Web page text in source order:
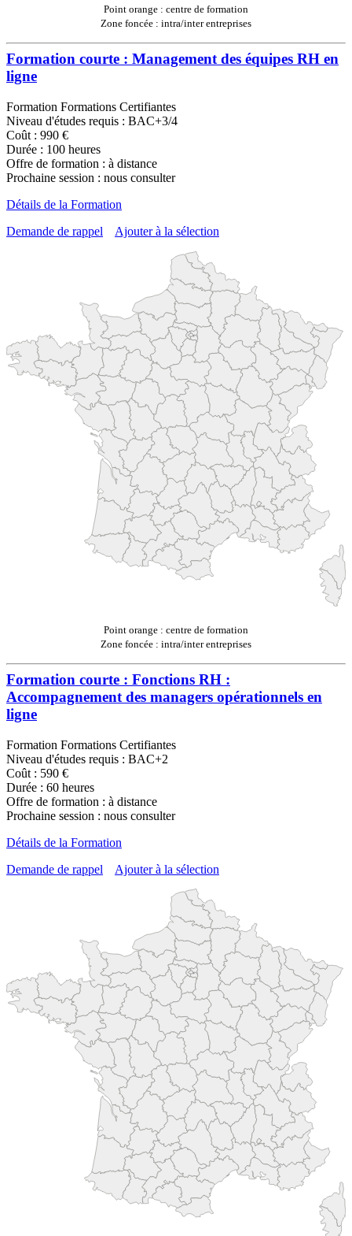
Point orange : centre de formation
Zone foncée : intra/inter entreprises
Formation courte : Management des équipes RH en
ligne
Formation Formations Certifiantes
Niveau d'études requis : BAC+3/4
Coût : 990 €
Durée : 100 heures
Offre de formation : à distance
Prochaine session : nous consulter
Détails de la Formation
Demande de rappel
Ajouter à la sélection
Point orange : centre de formation
Zone foncée : intra/inter entreprises
Formation courte : Fonctions RH :
Accompagnement des managers opérationnels en
ligne
Formation Formations Certifiantes
Niveau d'études requis : BAC+2
Coût : 590 €
Durée : 60 heures
Offre de formation : à distance
Prochaine session : nous consulter
Détails de la Formation
Demande de rappel
Ajouter à la sélection